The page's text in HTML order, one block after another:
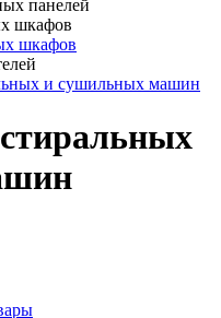
панелей
шкафов
шкафов
и сушильных машин